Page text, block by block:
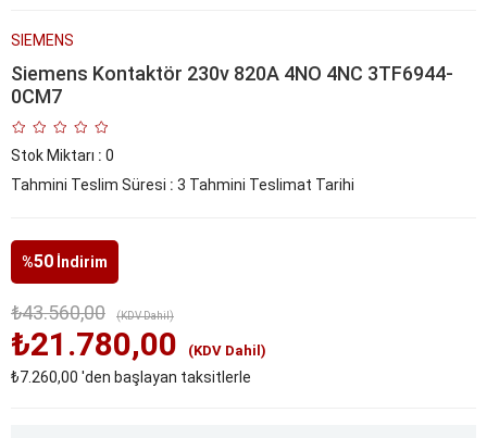
SIEMENS
Siemens Kontaktör 230v 820A 4NO 4NC 3TF6944-
0CM7
Stok Miktarı : 0
Tahmini Teslim Süresi : 3 Tahmini Teslimat Tarihi
%50 İndirim
₺43.560,00 (KDV Dahil)
₺21.780,00 (KDV Dahil)
₺7.260,00 'den başlayan taksitlerle